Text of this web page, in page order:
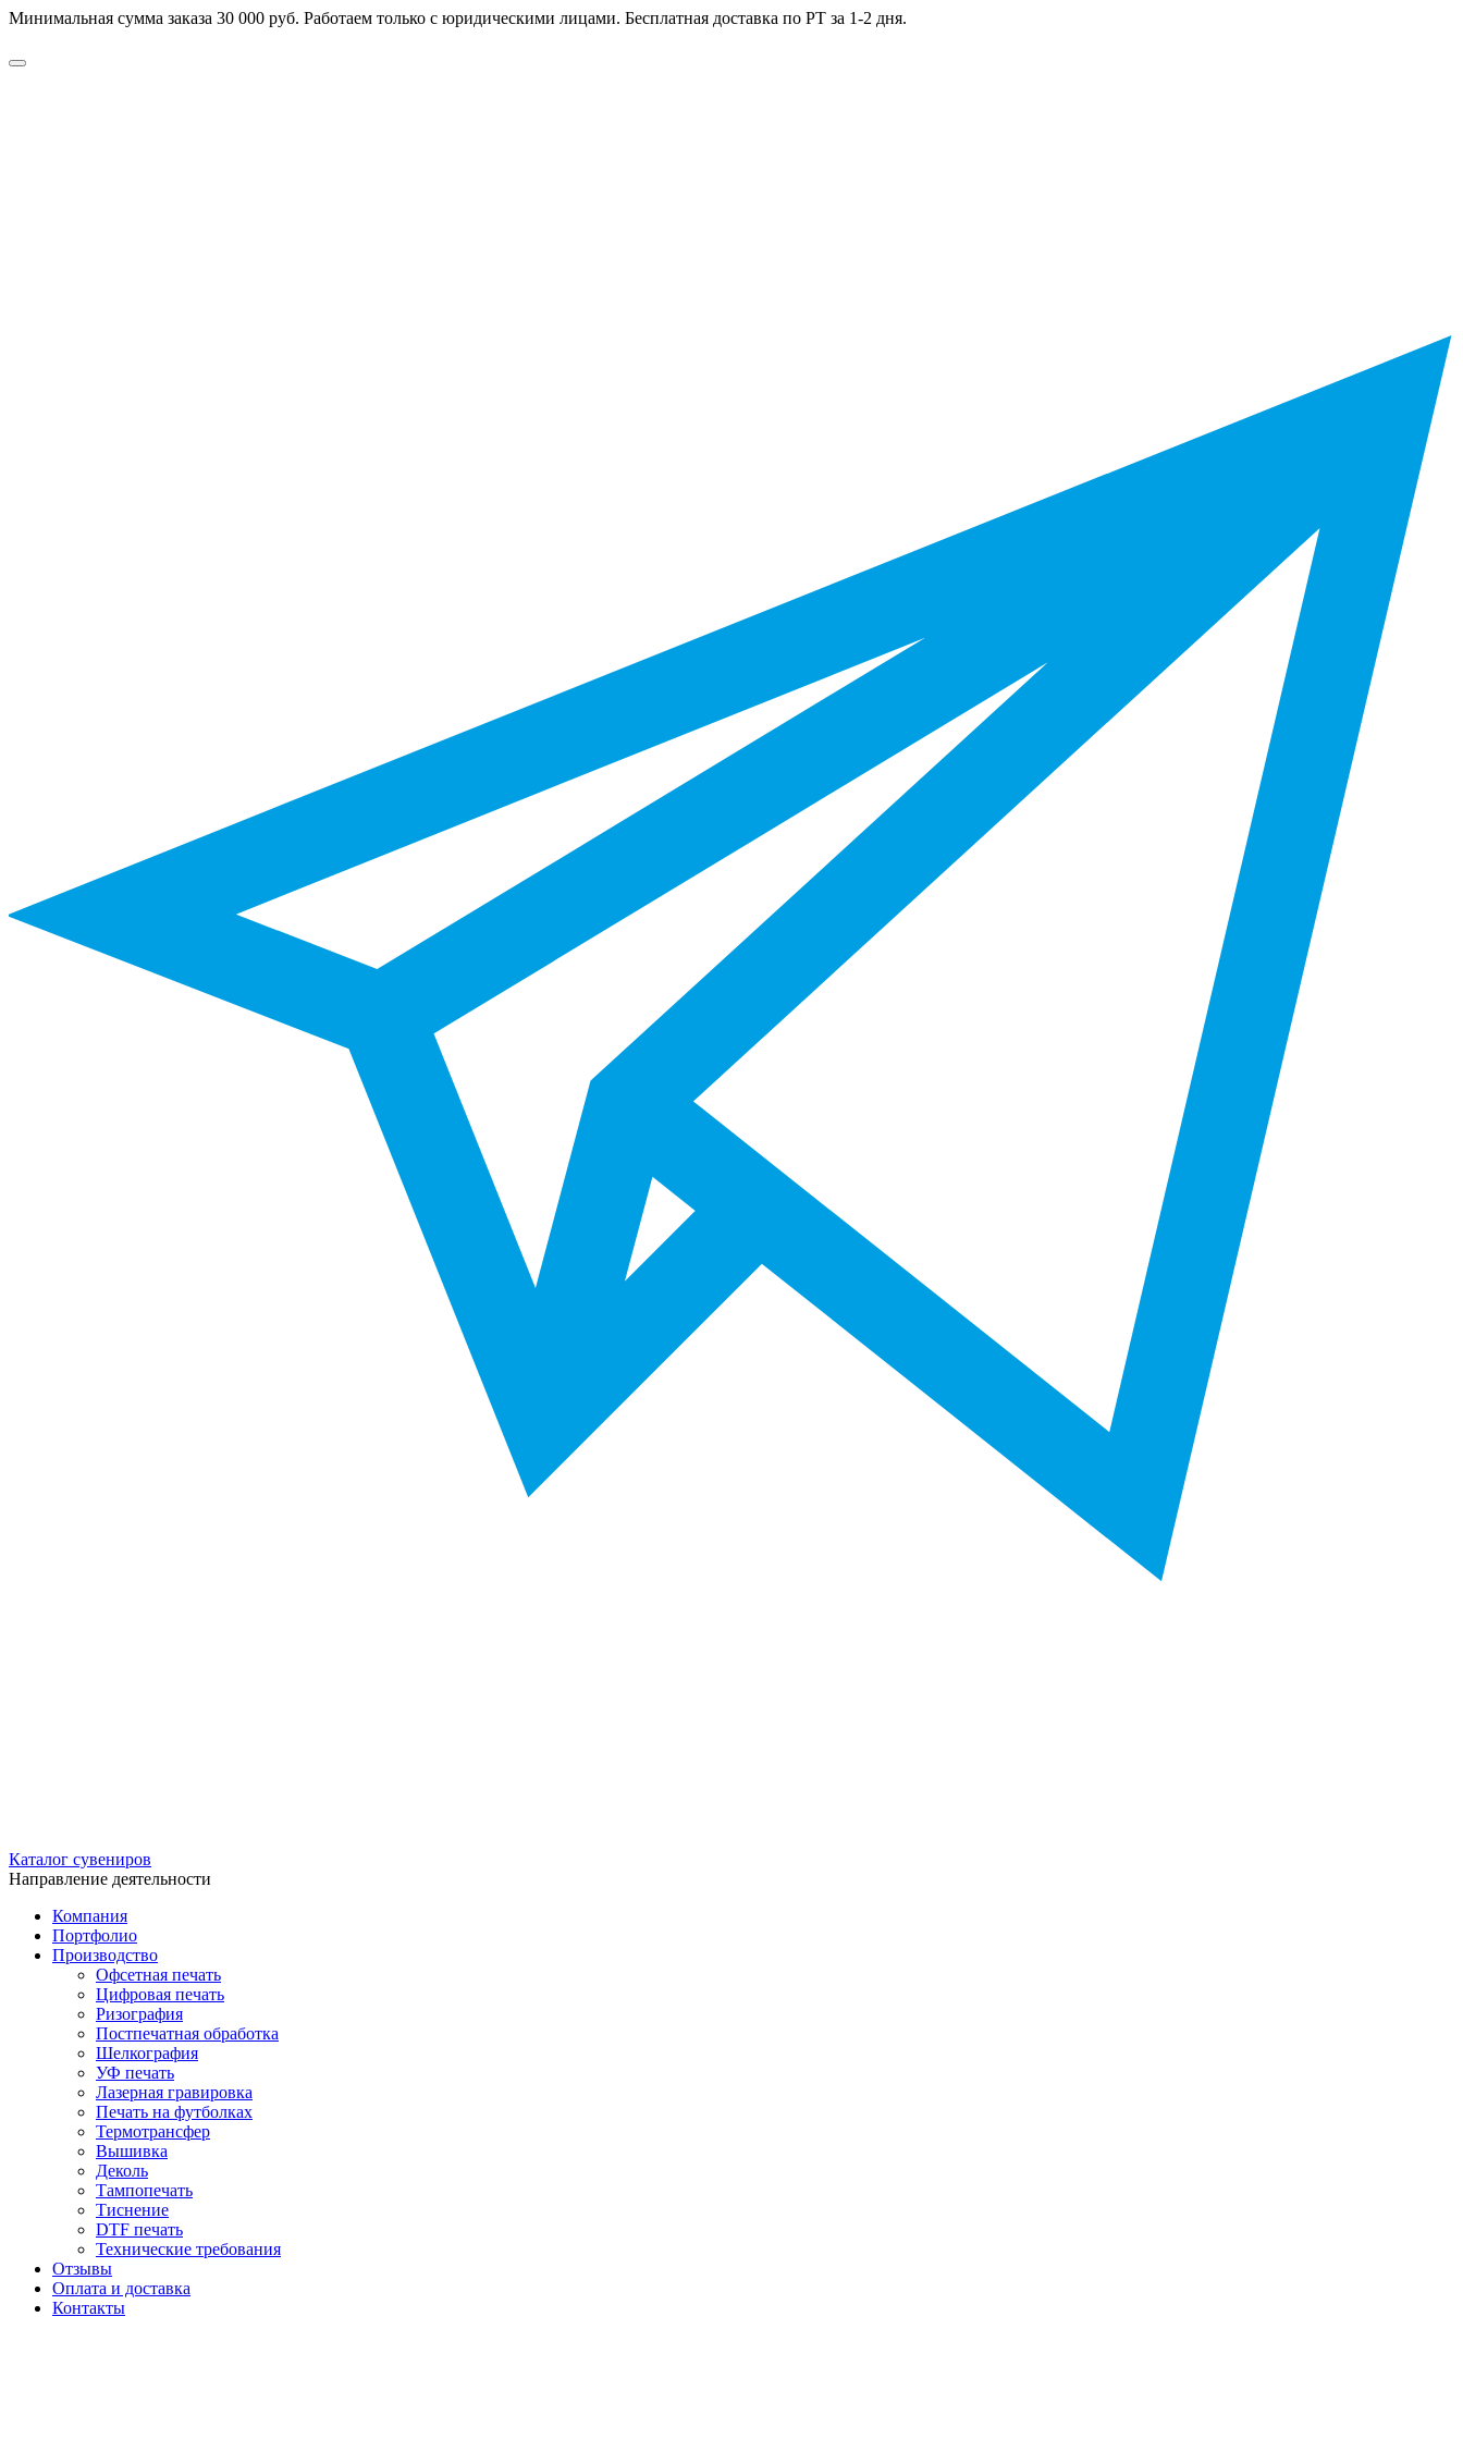
Минимальная сумма заказа 30 000 руб. Работаем только с юридическими лицами. Бесплатная доставка по РТ за 1-2 дня.
Каталог сувениров
Направление деятельности
Компания
Портфолио
Производство
Офсетная печать
Цифровая печать
Ризография
Постпечатная обработка
Шелкография
УФ печать
Лазерная гравировка
Печать на футболках
Термотрансфер
Вышивка
Деколь
Тампопечать
Тиснение
DTF печать
Технические требования
Отзывы
Оплата и доставка
Контакты